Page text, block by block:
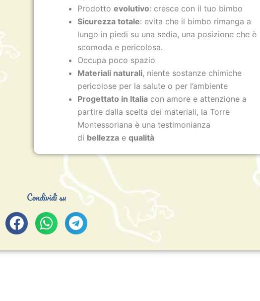
Prodottoevolutivo: cresce con il tuo bimbo
Sicurezza totale: evita che il bimbo rimanga a
lungo in piedi su una sedia, una posizione che è
scomoda e pericolosa.
Occupa poco spazio
Materiali naturali, niente sostanze chimiche
pericolose per la salute o per l’ambiente
Progettato in Italia con amore e attenzione a
partire dalla scelta dei materiali, la Torre
Montessoriana è una testimonianza
di bellezza equalità
Condividi su